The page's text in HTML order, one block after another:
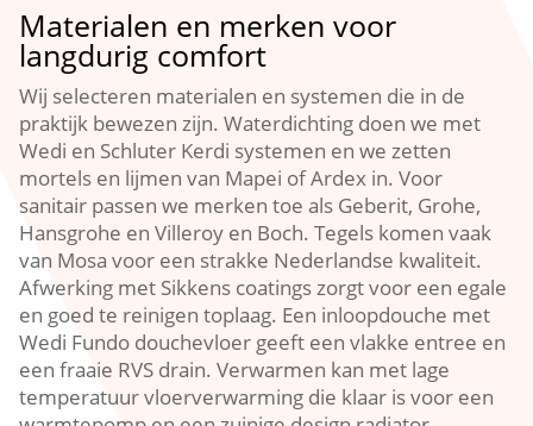
Materialen en merken voor
langdurig comfort
Wij selecteren materialen en systemen die in de
praktijk bewezen zijn.​ Waterdichting doen we met
Wedi en Schluter Kerdi systemen en we zetten
mortels en lijmen van Mapei of Ardex in.​ Voor
sanitair passen we merken toe als Geberit, Grohe,
Hansgrohe en Villeroy en Boch.​ Tegels komen vaak
van Mosa voor een strakke Nederlandse kwaliteit.​
Afwerking met Sikkens coatings zorgt voor een egale
en goed te reinigen toplaag.​ Een inloopdouche met
Wedi Fundo douchevloer geeft een vlakke entree en
een fraaie RVS drain.​ Verwarmen kan met lage
temperatuur vloerverwarming die klaar is voor een